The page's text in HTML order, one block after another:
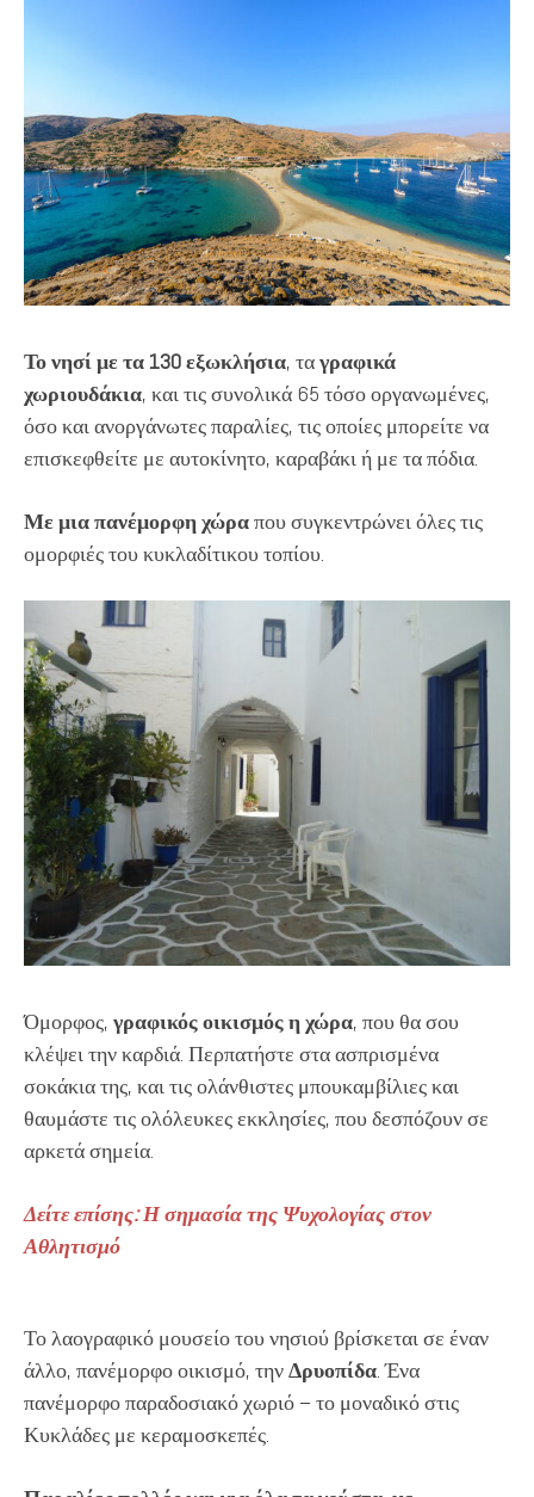
Το νησί με τα 130 εξωκλήσια, ταγραφικά
χωριουδάκια, και τις συνολικά 65 τόσο οργανωμένες,
όσο και ανοργάνωτες παραλίες, τις οποίες μπορείτε να
επισκεφθείτε με αυτοκίνητο, καραβάκι ή με τα πόδια.
Με μια πανέμορφη χώραπου συγκεντρώνει όλες τις
ομορφιές του κυκλαδίτικου τοπίου.
Όμορφος, γραφικός οικισμός η χώρα, που θα σου
κλέψει την καρδιά. Περπατήστε στα ασπρισμένα
σοκάκια της, και τις ολάνθιστες μπουκαμβίλιες και
θαυμάστε τις ολόλευκες εκκλησίες, που δεσπόζουν σε
αρκετά σημεία.
Δείτε επίσης: Η σημασία της Ψυχολογίας στον
Αθλητισμό
Το λαογραφικό μουσείο του νησιού βρίσκεται σε έναν
άλλο, πανέμορφο οικισμό, τηνΔρυοπίδα. Ένα
πανέμορφο παραδοσιακό χωριό – το μοναδικό στις
Κυκλάδες με κεραμοσκεπές.